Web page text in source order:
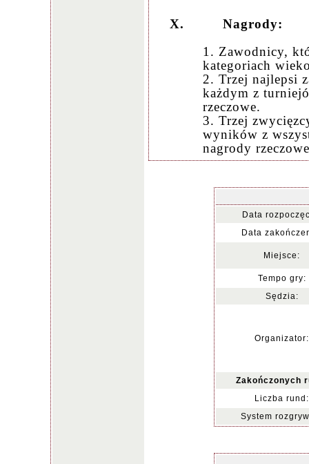
X.
Nagrody:
1. Zawodnicy,
kategoriach
2. Trzej najlepsi
każdym z
rzeczowe.
3. Trzej
wyników z
nagrody
Data
Data
Miejsce:
Tempo gry:
Sędzia:
Organizator:
Zakończonych
Liczba rund:
System